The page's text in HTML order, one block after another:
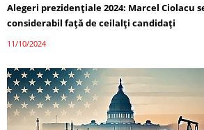
Alegeri prezidențiale 2024: Marcel Ciolacu
considerabil față de ceilalți candidați
11/10/2024